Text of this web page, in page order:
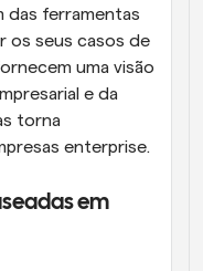
das ferramentas
os seus casos de
uma visão
e da
torna
enterprise.
em